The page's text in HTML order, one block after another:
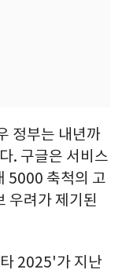
정부는 내년까
. 구글은 서비스
5000 축척의 고
우려가 제기된
2025'가 지난